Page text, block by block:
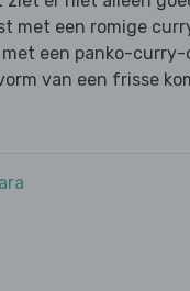
met een romige
een panko-
van een frisse